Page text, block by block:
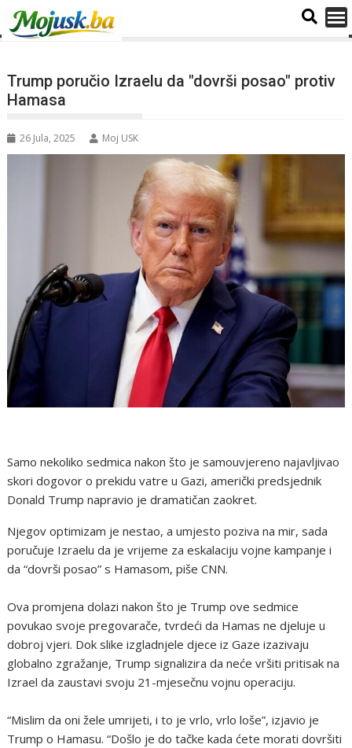
Trump poručio Izraelu da "dovrši posao" protiv
Hamasa
26 Jula, 2025 Moj USK
Samo nekoliko sedmica nakon što je samouvjereno najavljivao
skori dogovor o prekidu vatre u Gazi, američki predsjednik
Donald Trump napravio je dramatičan zaokret.
Njegov optimizam je nestao, a umjesto poziva na mir, sada
poručuje Izraelu da je vrijeme za eskalaciju vojne kampanje i
da “dovrši posao” s Hamasom, piše CNN.
Ova promjena dolazi nakon što je Trump ove sedmice
povukao svoje pregovarače, tvrdeći da Hamas ne djeluje u
dobroj vjeri. Dok slike izgladnjele djece iz Gaze izazivaju
globalno zgražanje, Trump signalizira da neće vršiti pritisak na
Izrael da zaustavi svoju 21-mjesečnu vojnu operaciju.
“Mislim da oni žele umrijeti, i to je vrlo, vrlo loše”, izjavio je
Trump o Hamasu. “Došlo je do tačke kada ćete morati dovršiti